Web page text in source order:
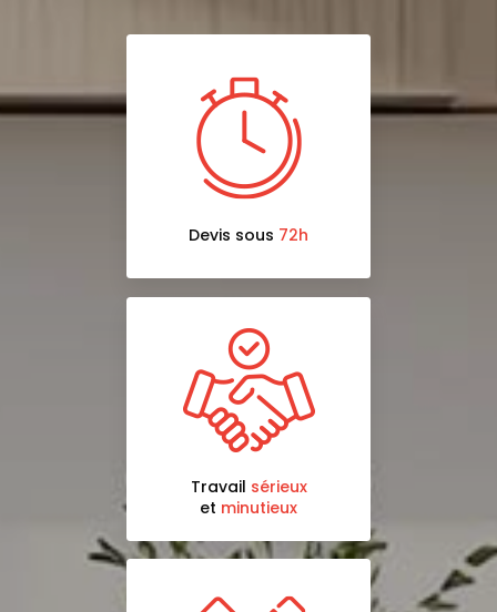
Devis sous 72h
Travail sérieux
et minutieux